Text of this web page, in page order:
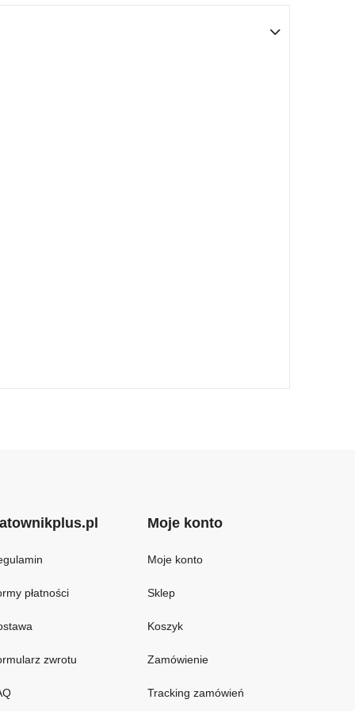
płatności
zwrotu
Moje konto
Moje konto
Sklep
Koszyk
Zamówienie
Tracking zamówień